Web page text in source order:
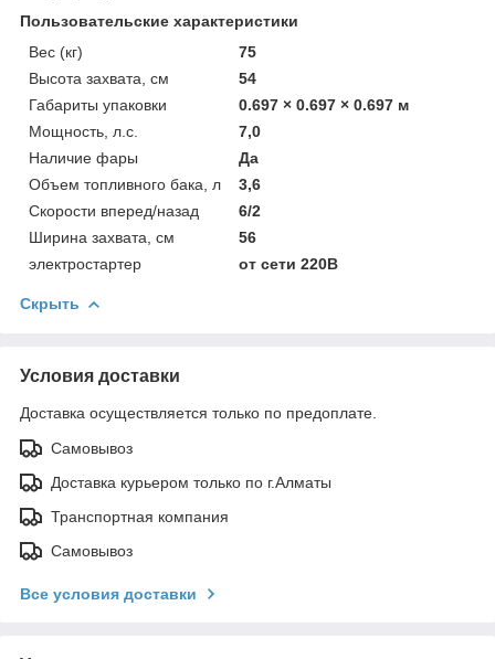
Пользовательские характеристики
Вес (кг)
75
Высота захвата, см
54
Габариты упаковки
0.697 × 0.697 × 0.697 м
Мощность, л.с.
7,0
Наличие фары
Да
Объем топливного бака, л
3,6
Скорости вперед/назад
6/2
Ширина захвата, см
56
электростартер
от сети 220В
Скрыть
Условия доставки
Доставка осуществляется только по предоплате.
Самовывоз
Доставка курьером только по г.Алматы
Транспортная компания
Самовывоз
Все условия доставки